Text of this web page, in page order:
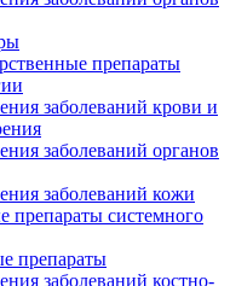
препараты
заболеваний крови и
заболеваний органов
заболеваний кожи
препараты системного
препараты
заболеваний костно-